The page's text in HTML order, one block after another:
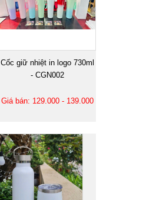
Cốc giữ nhiệt in logo 730ml
- CGN002
Giá bán: 129.000 - 139.000